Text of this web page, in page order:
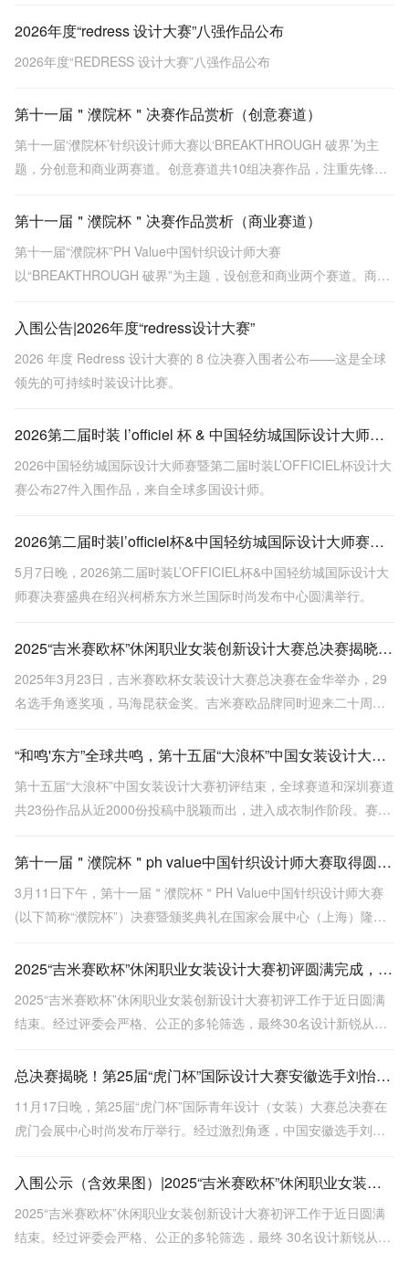
2026年度“redress 设计大赛”八强作品公布
2026年度“REDRESS 设计大赛”八强作品公布
第十一届＂濮院杯＂决赛作品赏析（创意赛道）
第十一届‘濮院杯’针织设计师大赛以‘BREAKTHROUGH 破界’为主
题，分创意和商业两赛道。创意赛道共10组决赛作品，注重先锋表
艺深度。
第十一届＂濮院杯＂决赛作品赏析（商业赛道）
第十一届“濮院杯”PH Value中国针织设计师大赛
以“BREAKTHROUGH 破界”为主题，设创意和商业两个赛道。商业
示多种针织工艺和设计，突出时尚与实用性结合。
入围公告|2026年度“redress设计大赛”
2026 年度 Redress 设计大赛的 8 位决赛入围者公布——这是全球
领先的可持续时装设计比赛。
2026第二届时装 l’officiel 杯 & 中国轻纺城国际设计大师赛入围效果图揭晓，新锐设计实力亮相！
2026中国轻纺城国际设计大师赛暨第二届时装L’OFFICIEL杯设计大
赛公布27件入围作品，来自全球多国设计师。
2026第二届时装l’officiel杯&中国轻纺城国际设计大师赛圆满落幕
5月7日晚，2026第二届时装L’OFFICIEL杯&中国轻纺城国际设计大
师赛决赛盛典在绍兴柯桥东方米兰国际时尚发布中心圆满举行。
2025“吉米赛欧杯”休闲职业女装创新设计大赛总决赛揭晓，马海昆荣获金奖
2025年3月23日，吉米赛欧杯女装设计大赛总决赛在金华举办，29
名选手角逐奖项，马海昆获金奖。吉米赛欧品牌同时迎来二十周年
“和鸣'东方”全球共鸣，第十五届“大浪杯”中国女装设计大赛初评落幕，23强入围决赛
第十五届“大浪杯”中国女装设计大赛初评结束，全球赛道和深圳赛道
共23份作品从近2000份投稿中脱颖而出，进入成衣制作阶段。赛事
东方美学与当代设计的融合。
第十一届＂濮院杯＂ph value中国针织设计师大赛取得圆满成功！
3月11日下午，第十一届＂濮院杯＂PH Value中国针织设计师大赛
(以下简称“濮院杯”）决赛暨颁奖典礼在国家会展中心（上海）隆重
2025“吉米赛欧杯”休闲职业女装设计大赛初评圆满完成，30强选手名单揭晓
2025“吉米赛欧杯”休闲职业女装创新设计大赛初评工作于近日圆满
结束。经过评委会严格、公正的多轮筛选，最终30名设计新锐从众
的创意表达能力以及对品牌风格的深刻理解成功入围。
总决赛揭晓！第25届“虎门杯”国际设计大赛安徽选手刘怡一举夺魁
11月17日晚，第25届“虎门杯”国际青年设计（女装）大赛总决赛在
虎门会展中心时尚发布厅举行。经过激烈角逐，中国安徽选手刘怡
入围公示（含效果图）|2025“吉米赛欧杯”休闲职业女装设计大赛初评落幕，30强选手名单揭晓
2025“吉米赛欧杯”休闲职业女装创新设计大赛初评工作于近日圆满
结束。经过评委会严格、公正的多轮筛选，最终 30名设计新锐从众